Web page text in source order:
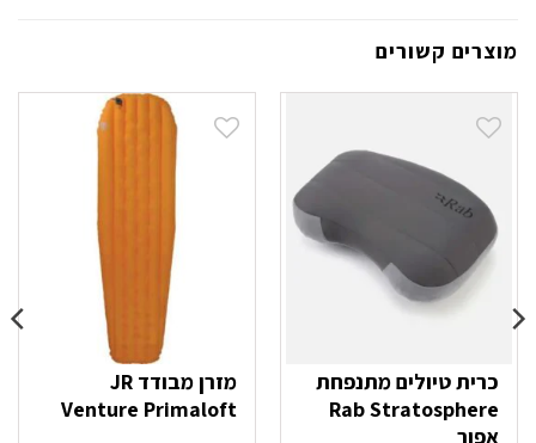
מוצרים קשורים
כרית טיולים מתנפחת
Rab Stratosphere
אפור
מזרן מבודד JR
Venture Primaloft